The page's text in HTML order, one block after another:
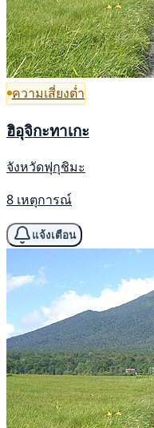
ความเสี่ยงต่ำ
ฮิอุจิกะทาเกะ
จังหวัดฟุกุชิมะ
8 เหตุการณ์
แจ้งเตือน